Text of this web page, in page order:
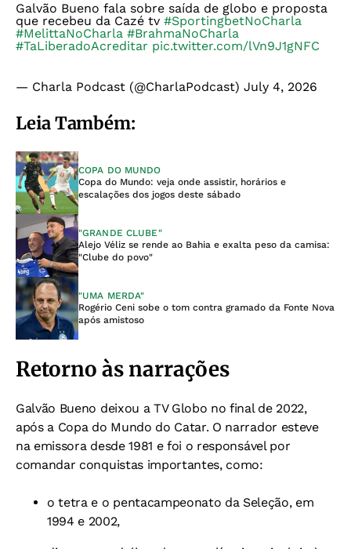
Galvão Bueno fala sobre saída de globo e proposta
que recebeu da Cazé tv #SportingbetNoCharla
#MelittaNoCharla #BrahmaNoCharla
#TaLiberadoAcreditar pic.twitter.com/lVn9J1gNFC
— Charla Podcast (@CharlaPodcast) July 4, 2026
Leia Também:
COPA DO MUNDO
Copa do Mundo: veja onde assistir, horários e
escalações dos jogos deste sábado
"GRANDE CLUBE"
Alejo Véliz se rende ao Bahia e exalta peso da camisa:
"Clube do povo"
"UMA MERDA"
Rogério Ceni sobe o tom contra gramado da Fonte Nova
após amistoso
Retorno às narrações
Galvão Bueno deixou a TV Globo no final de 2022,
após a Copa do Mundo do Catar. O narrador esteve
na emissora desde 1981 e foi o responsável por
comandar conquistas importantes, como:
o tetra e o pentacampeonato da Seleção, em
1994 e 2002,